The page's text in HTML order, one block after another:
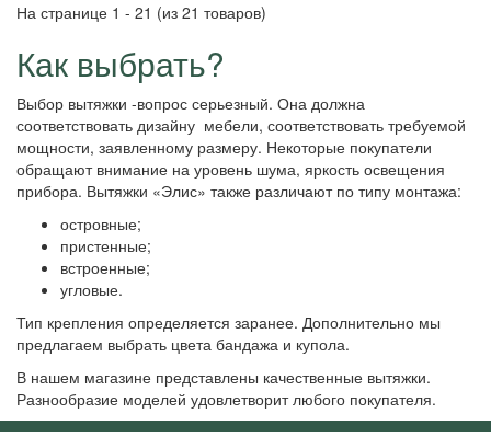
На странице 1 - 21 (из 21 товаров)
Как выбрать?
Выбор вытяжки -вопрос серьезный. Она должна
соответствовать дизайну мебели, соответствовать требуемой
мощности, заявленному размеру. Некоторые покупатели
обращают внимание на уровень шума, яркость освещения
прибора. Вытяжки «Элис» также различают по типу монтажа:
островные;
пристенные;
встроенные;
угловые.
Тип крепления определяется заранее. Дополнительно мы
предлагаем выбрать цвета бандажа и купола.
В нашем магазине представлены качественные вытяжки.
Разнообразие моделей удовлетворит любого покупателя.